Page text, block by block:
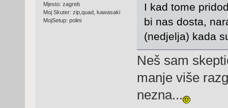
Mjesto: zagreb
Moj Skuter: zip,quad, kawasaki
MojSetup: polini
I kad tome
bi nas dosta,
(nedjelja) kada
Neš sam
manje više
nezna...